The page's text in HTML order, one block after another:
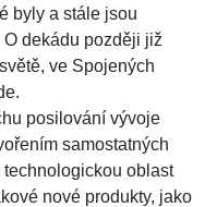
byly a stále jsou
dekádu později již
ve Spojených
posilování vývoje
samostatných
oblast
nové produkty, jako